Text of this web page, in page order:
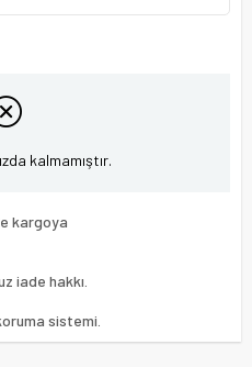
kalmamıştır.
kargoya
iade hakkı.
sistemi.